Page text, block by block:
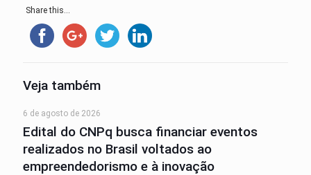
Share this...
Veja também
6 de agosto de 2026
Edital do CNPq busca financiar eventos
realizados no Brasil voltados ao
empreendedorismo e à inovação